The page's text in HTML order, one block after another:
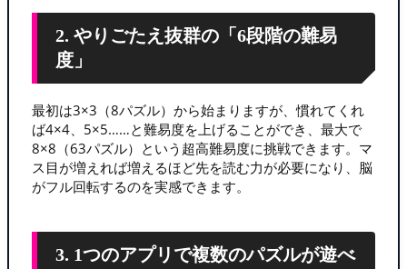
2. やりごたえ抜群の「6段階の難易
度」
最初は3×3（8パズル）から始まりますが、慣れてくれ
ば4×4、5×5……と難易度を上げることができ、最大で
8×8（63パズル）という超高難易度に挑戦できます。マ
ス目が増えれば増えるほど先を読む力が必要になり、脳
がフル回転するのを実感できます。
3. 1つのアプリで複数のパズルが遊べ